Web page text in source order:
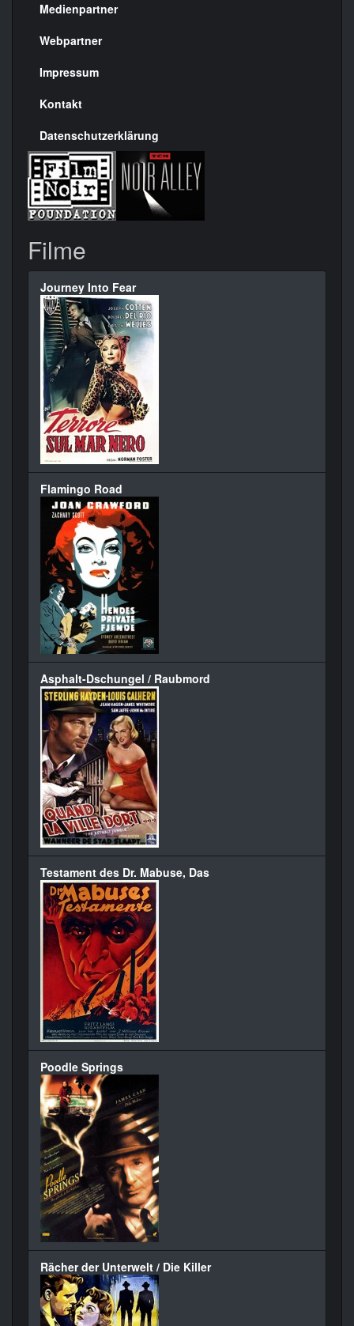
Menülinks
rechte
Seite
Medienpartner
Webpartner
Impressum
Kontakt
Datenschutzerklärung
Filme
Journey Into Fear
Flamingo Road
Asphalt-Dschungel / Raubmord
Testament des Dr. Mabuse, Das
Poodle Springs
Rächer der Unterwelt / Die Killer